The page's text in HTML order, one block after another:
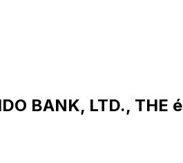
BANK, LTD., THE é